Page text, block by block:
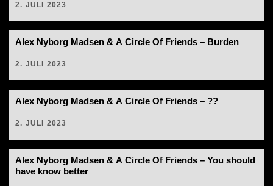
2. JULI 2023
Alex Nyborg Madsen & A Circle Of Friends – Burden
2. JULI 2023
Alex Nyborg Madsen & A Circle Of Friends – ??
2. JULI 2023
Alex Nyborg Madsen & A Circle Of Friends – You should
have know better